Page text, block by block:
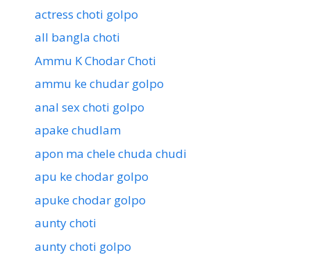
actress choti golpo
all bangla choti
Ammu K Chodar Choti
ammu ke chudar golpo
anal sex choti golpo
apake chudlam
apon ma chele chuda chudi
apu ke chodar golpo
apuke chodar golpo
aunty choti
aunty choti golpo